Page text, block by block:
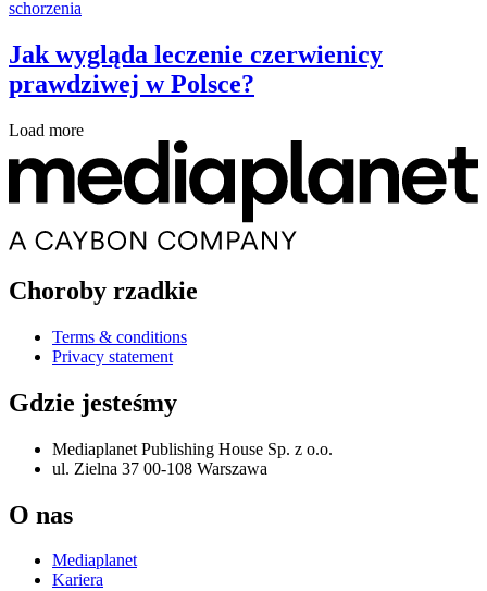
schorzenia
Jak wygląda leczenie czerwienicy
prawdziwej w Polsce?
Load more
Choroby rzadkie
Terms & conditions
Privacy statement
Gdzie jesteśmy
Mediaplanet Publishing House Sp. z o.o.
ul. Zielna 37 00-108 Warszawa
O nas
Mediaplanet
Kariera